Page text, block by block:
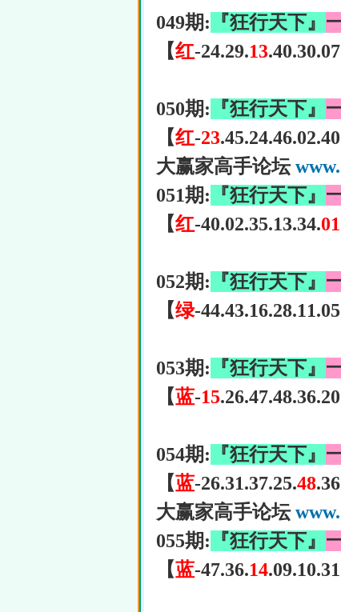
049期: 『狂行天下』
【红-24.29.13.40.30.07
050期: 『狂行天下』
【红-23.45.24.46.02.40
大赢家高手论坛
051期: 『狂行天下』
【红-40.02.35.13.34.01
052期: 『狂行天下』
【绿-44.43.16.28.11.05
053期: 『狂行天下』
【蓝-15.26.47.48.36.20
054期: 『狂行天下』
【蓝-26.31.37.25.48.36
大赢家高手论坛
055期: 『狂行天下』
【蓝-47.36.14.09.10.31